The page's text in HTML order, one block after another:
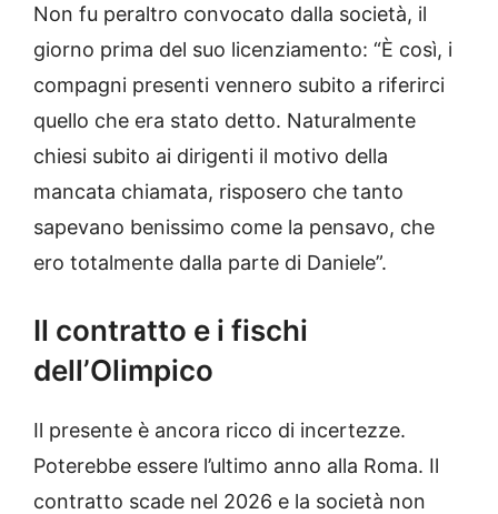
Non fu peraltro convocato dalla società, il
giorno prima del suo licenziamento: “È così, i
compagni presenti vennero subito a riferirci
quello che era stato detto. Naturalmente
chiesi subito ai dirigenti il motivo della
mancata chiamata, risposero che tanto
sapevano benissimo come la pensavo, che
ero totalmente dalla parte di Daniele”.
Il contratto e i fischi
dell’Olimpico
Il presente è ancora ricco di incertezze.
Poterebbe essere l’ultimo anno alla Roma. Il
contratto scade nel 2026 e la società non